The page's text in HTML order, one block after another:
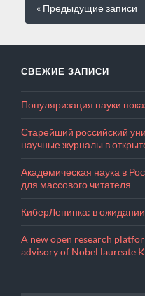
« Предыдущиезаписи
СВЕЖИЕ ЗАПИСИ
Популяризация науки
Старейший российский
научные журналы в
Академическая наука в
для массового читателя
КиберЛенинка: в
A new open research
advisory of Nobel laureate